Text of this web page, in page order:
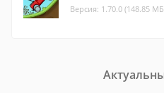
Версия: 1.70.0 (148.85